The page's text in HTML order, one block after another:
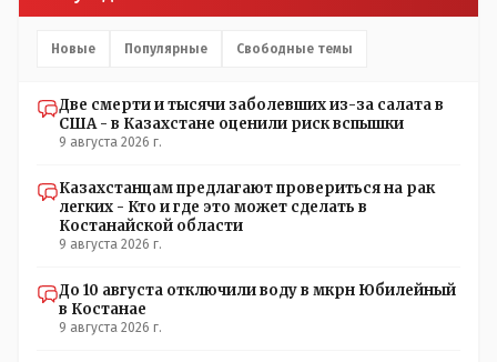
- идёт СКУЧНАЯ и НУДНАЯ и МОНОТОННАЯ и полностью
усмотрению: - их мгновенно лишать возможности идти
на выборы и не дадут им места в будущем Курултае: -
партиями.
Новые Популярные Свободные темы
Две смерти и тысячи заболевших из-за салата в
США - в Казахстане оценили риск вспышки
9 августа 2026 г.
Казахстанцам предлагают провериться на рак
легких - Кто и где это может сделать в
Костанайской области
9 августа 2026 г.
До 10 августа отключили воду в мкрн Юбилейный
в Костанае
9 августа 2026 г.